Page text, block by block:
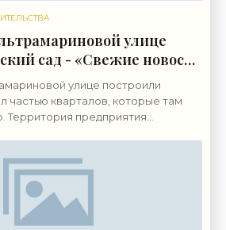
улице
сад - «Свежие новости
улице построили
частью кварталов, которые там
Территория предприятия